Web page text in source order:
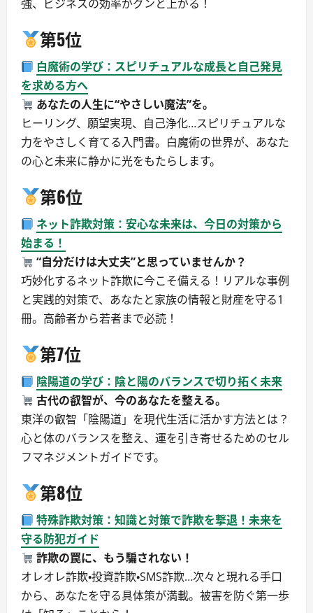
強、ビジネスの効率がグンと上がる！
第5位
白魔術の学び：スピリチュアルな成長と自己発見
を求める方へ
あなたの人生に“やさしい魔法”を。
ヒーリング、願望実現、自己浄化…スピリチュアルな
力をやさしく育てる入門書。白魔術の世界が、あなた
の心と未来に静かに光をもたらします。
第6位
ネット詐欺対策：安心な未来は、今日の対策から
始まる！
“自分だけは大丈夫”と思っていませんか？
巧妙化するネット詐欺に今こそ備える！リアルな事例
と実践的対策で、あなたと家族の情報と財産を守る1
冊。高齢者から若者まで必読！
第7位
陰陽道の学び：陰と陽のバランスで切り拓く未来
古代の叡智が、今のあなたを整える。
東洋の叡智「陰陽道」を現代生活に活かす方法とは？
心と体のバランスを整え、運を引き寄せるためのセル
フマネジメントガイドです。
第8位
特殊詐欺対策：知識と対策で詐欺を撃退！未来を
守る防犯ガイド
詐欺の罠に、もう騙されない！
オレオレ詐欺・投資詐欺・SMS詐欺…次々と現れる手口
から、あなたを守る具体策が満載。被害を防ぐ第一歩